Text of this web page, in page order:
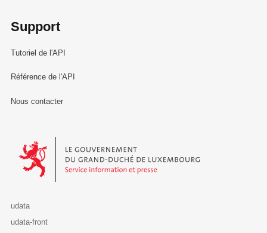
Support
Tutoriel de l'API
Référence de l'API
Nous contacter
Le Gouvernement du Grand-Duché de Luxembourg - Service
udata
udata-front